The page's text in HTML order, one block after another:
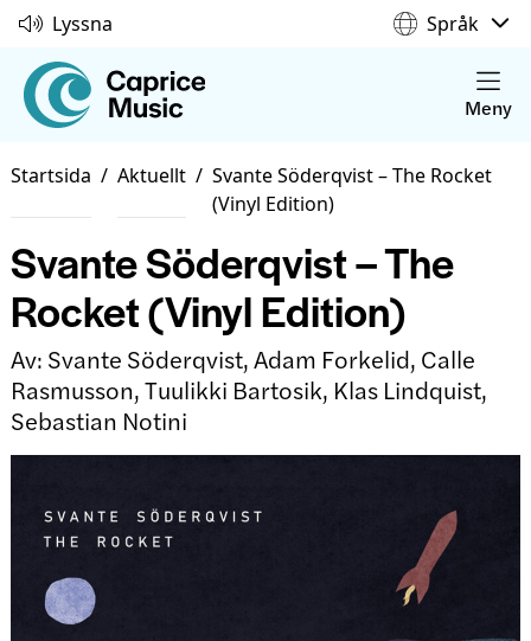
Lyssna Språk
Meny
Startsida / Aktuellt / Svante Söderqvist – The Rocket
(Vinyl Edition)
Svante Söderqvist – The
Rocket (Vinyl Edition)
Av: Svante Söderqvist, Adam Forkelid, Calle
Rasmusson, Tuulikki Bartosik, Klas Lindquist,
Sebastian Notini